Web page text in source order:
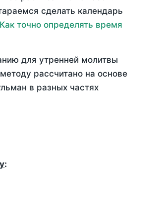
сделать календарь
Как точно определять время
для утренней молитвы
рассчитано на основе
в разных частях
: